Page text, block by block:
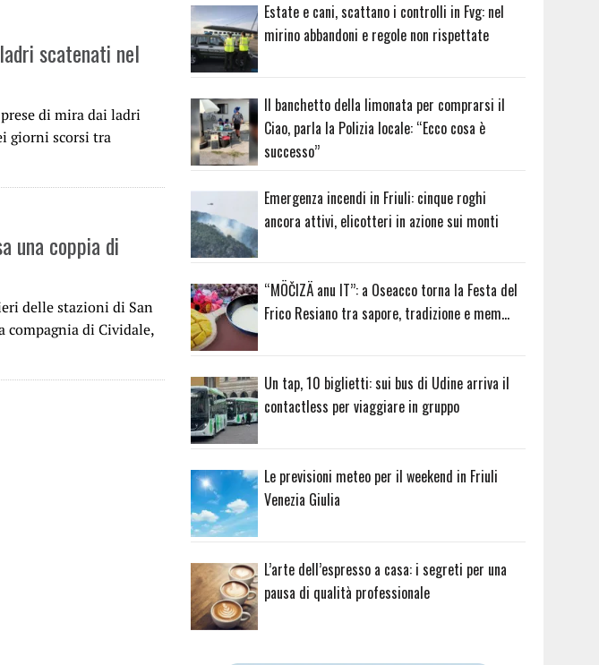
scatenati nel
di mira dai ladri
giorni scorsi tra
una coppia di
delle stazioni di San
compagnia di Cividale,
Estate e cani, scattano i controlli in Fvg: nel
mirino abbandoni e regole non rispettate
Il banchetto della limonata per comprarsi il
Ciao, parla la Polizia locale: “Ecco cosa è
successo”
Emergenza incendi in Friuli: cinque roghi
ancora attivi, elicotteri in azione sui monti
“MÖČIZÄ anu IT”: a Oseacco torna la Festa del
Frico Resiano tra sapore, tradizione e mem…
Un tap, 10 biglietti: sui bus di Udine arriva il
contactless per viaggiare in gruppo
Le previsioni meteo per il weekend in Friuli
Venezia Giulia
L’arte dell’espresso a casa: i segreti per una
pausa di qualità professionale